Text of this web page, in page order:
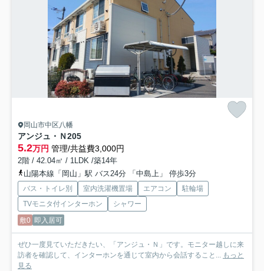
岡山市中区八幡
アンジュ・Ｎ205
5.2万円 管理/共益費3,000円
2階 / 42.04㎡ / 1LDK /築14年
山陽本線「岡山」駅 バス24分 「中島上」 停歩3分
バス・トイレ別 室内洗濯機置場 エアコン
駐輪場
TVモニタ付インターホン
シャワー
敷0 即入居可
ぜひ一度見ていただきたい、「アンジュ・Ｎ」です。モニター越しに来
訪者を確認して、インターホンを通じて室内から会話すること... もっと
見る